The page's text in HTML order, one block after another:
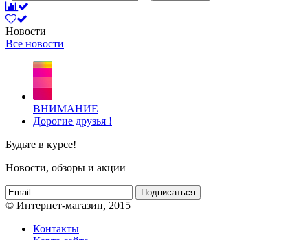
Новости
Все новости
ВНИМАНИЕ
Дорогие друзья !
Будьте в курсе!
Новости, обзоры и акции
Подписаться
© Интернет-магазин, 2015
Контакты